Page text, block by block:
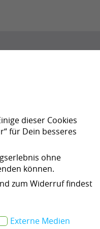
dieser Cookies
für Dein besseres
ohne
können.
zum Widerruf findest
Externe Medien
0 Personen